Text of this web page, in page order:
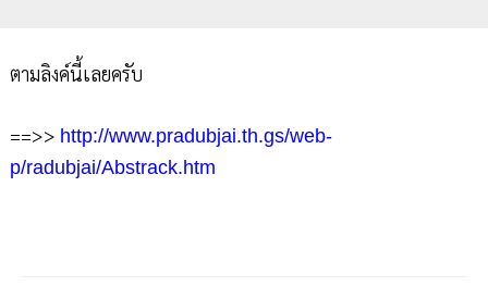
ตามลิงค์นี้เลยครับ
==>> http://www.pradubjai.th.gs/web-
p/radubjai/Abstrack.htm